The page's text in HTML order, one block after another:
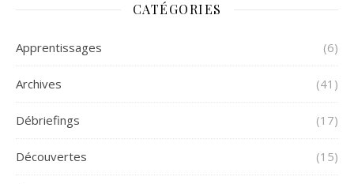
CATÉGORIES
Apprentissages (6)
Archives (41)
Débriefings (17)
Découvertes (15)